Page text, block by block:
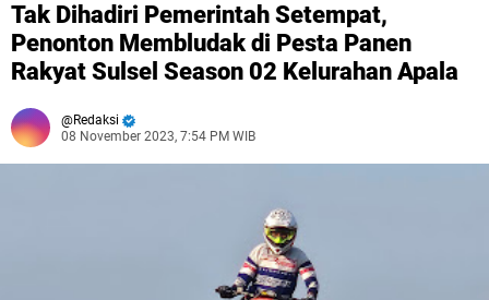
Tak Dihadiri Pemerintah Setempat,
Penonton Membludak di Pesta Panen
Rakyat Sulsel Season 02 Kelurahan Apala
Redaksi
08 November 2023, 7:54 PM WIB